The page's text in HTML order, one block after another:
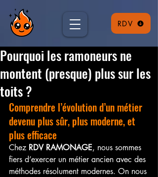
RDV
Pourquoi les ramoneurs ne
montent (presque) plus sur les
toits ?
Comprendre l’évolution d’un métier
devenu plus sûr, plus moderne, et
plus efficace
Chez RDV RAMONAGE, nous sommes
fiers d’exercer un métier ancien avec des
méthodes résolument modernes. On nous